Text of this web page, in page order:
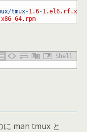
/tmux-1.6-
Shell
に man tmux と